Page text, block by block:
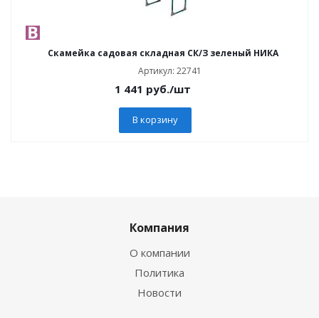
Скамейка садовая складная СК/З зеленый НИКА
Артикул: 22741
1 441 руб./шт
В корзину
Компания
О компании
Политика
Новости